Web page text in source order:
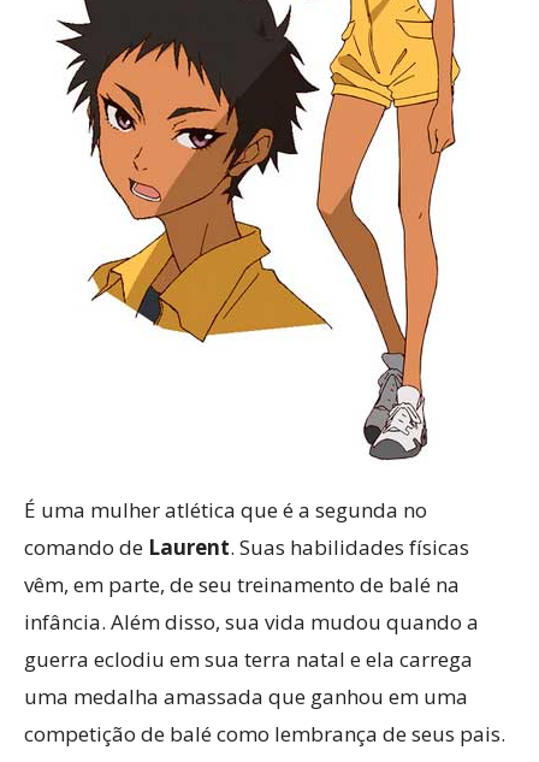
É uma mulher atlética que é a segunda no
comando de Laurent. Suas habilidades físicas
vêm, em parte, de seu treinamento de balé na
infância. Além disso, sua vida mudou quando a
guerra eclodiu em sua terra natal e ela carrega
uma medalha amassada que ganhou em uma
competição de balé como lembrança de seus pais.